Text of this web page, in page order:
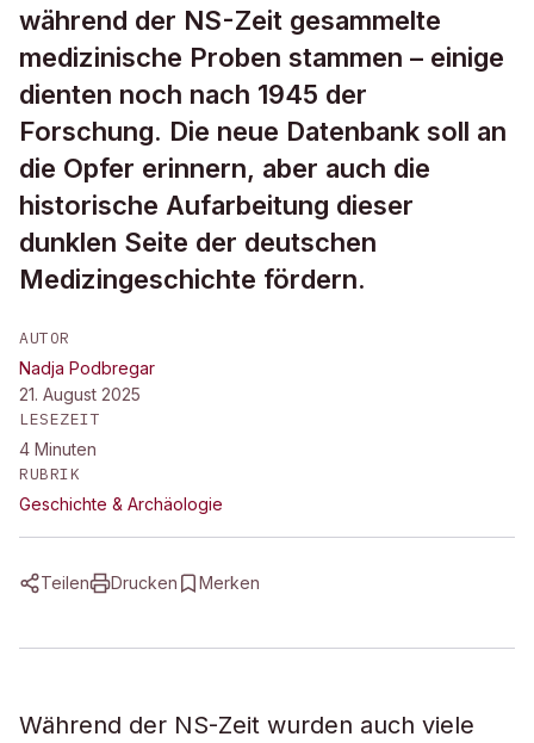
während der NS-Zeit gesammelte
medizinische Proben stammen – einige
dienten noch nach 1945 der
Forschung. Die neue Datenbank soll an
die Opfer erinnern, aber auch die
historische Aufarbeitung dieser
dunklen Seite der deutschen
Medizingeschichte fördern.
AUTOR
Nadja Podbregar
21. August 2025
LESEZEIT
4 Minuten
RUBRIK
Geschichte & Archäologie
Teilen Drucken Merken
Während der NS-Zeit wurden auch viele